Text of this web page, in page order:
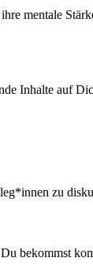
mentale
Inhalte auf
zu
bekommst